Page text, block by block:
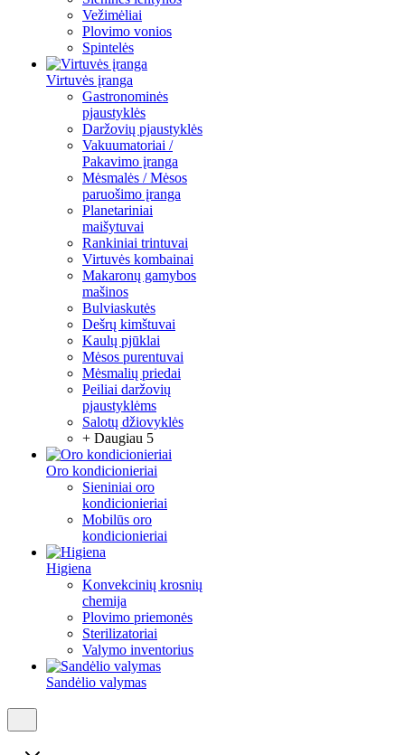
Vežimėliai
Plovimo vonios
Spintelės
Virtuvės įranga
Gastronominės
pjaustyklės
Daržovių pjaustyklės
Vakuumatoriai /
Pakavimo įranga
Mėsmalės / Mėsos
paruošimo įranga
Planetariniai
maišytuvai
Rankiniai trintuvai
Virtuvės kombainai
Makaronų gamybos
mašinos
Bulviaskutės
Dešrų kimštuvai
Kaulų pjūklai
Mėsos purentuvai
Mėsmalių priedai
Peiliai daržovių
pjaustyklėms
Salotų džiovyklės
+ Daugiau 5
Oro kondicionieriai
Sieniniai oro
kondicionieriai
Mobilūs oro
kondicionieriai
Higiena
Konvekcinių krosnių
chemija
Plovimo priemonės
Sterilizatoriai
Valymo inventorius
Sandėlio valymas